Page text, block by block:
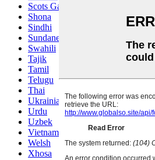
Scots Gaelic
Shona
Sindhi
Sundanese
Swahili
Tajik
Tamil
Telugu
Thai
Ukrainian
Urdu
Uzbek
Vietnamese
Welsh
Xhosa